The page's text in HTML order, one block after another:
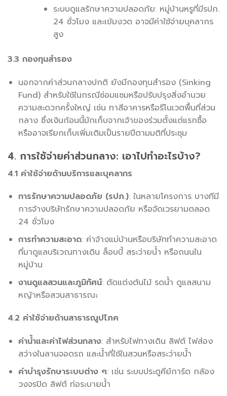
ระบบดูแลรักษาความปลอดภัย: หมู่บ้านหรูที่มีรปภ.
24 ชั่วโมง และเข้มงวด อาจมีค่าใช้จ่ายบุคลากร
สูง
3.3 กองทุนสำรอง
นอกจากค่าส่วนกลางปกติ ยังมีกองทุนสำรอง (Sinking
Fund) สำหรับใช้ในกรณีซ่อมแซมหรือปรับปรุงสิ่งอำนวย
ความสะดวกครั้งใหญ่ เช่น ทาสีอาคารหรือรีโนเวตพื้นที่ส่วน
กลาง ซึ่งเงินก้อนนี้มักเก็บจากเจ้าของร่วมตั้งแต่แรกซื้อ
หรืออาจเรียกเก็บเพิ่มเติมเป็นรายปีตามมติที่ประชุม
4. การใช้จ่ายค่าส่วนกลาง: เอาไปทำอะไรบ้าง?
4.1 ค่าใช้จ่ายด้านบริการและบุคลากร
การรักษาความปลอดภัย (รปภ.): ในหลายโครงการ บางทีมี
การจ้างบริษัทรักษาความปลอดภัย หรือจัดเวรยามตลอด
24 ชั่วโมง
การทำความสะอาด: ค่าจ้างแม่บ้านหรือบริษัททำความสะอาด
ที่มาดูแลบริเวณทางเดิน ล็อบบี้ สระว่ายน้ำ หรือถนนใน
หมู่บ้าน
งานดูแลสวนและภูมิทัศน์: ตัดแต่งต้นไม้ รดน้ำ ดูแลสนาม
หญ้าหรือสวนสาธารณะ
4.2 ค่าใช้จ่ายด้านสาธารณูปโภค
ค่าน้ำและค่าไฟส่วนกลาง: สำหรับไฟทางเดิน ลิฟต์ ไฟส่อง
สว่างในลานจอดรถ และน้ำที่ใช้ในสวนหรือสระว่ายน้ำ
ค่าบำรุงรักษาระบบต่าง ๆ: เช่น ระบบประตูคีย์การ์ด กล้อง
วงจรปิด ลิฟต์ ท่อระบายน้ำ